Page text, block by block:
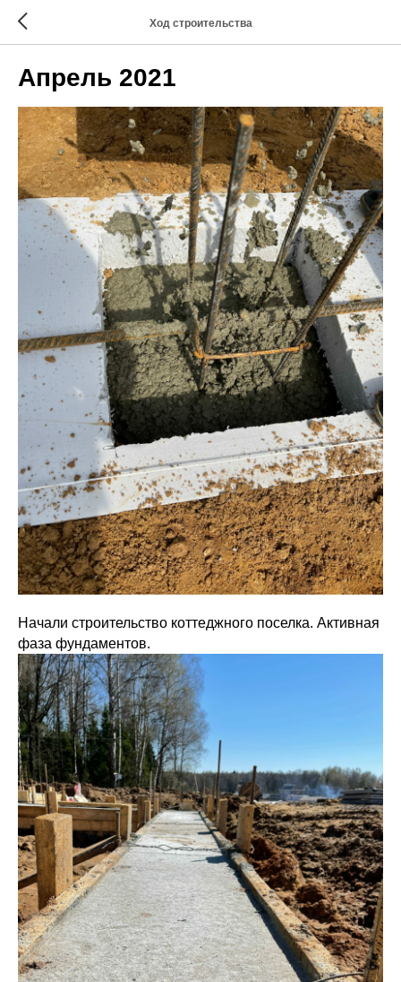
Ход строительства
Апрель 2021
Начали строительство коттеджного поселка. Активная
фаза фундаментов.